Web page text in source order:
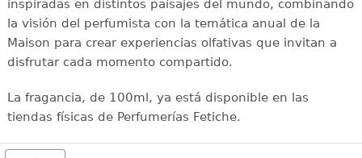
inspiradas en distintos paisajes del mundo, combinando
la visión del perfumista con la temática anual de la
Maison para crear experiencias olfativas que invitan a
disfrutar cada momento compartido.
La fragancia, de 100ml, ya está disponible en las
tiendas físicas de Perfumerías Fetiche.